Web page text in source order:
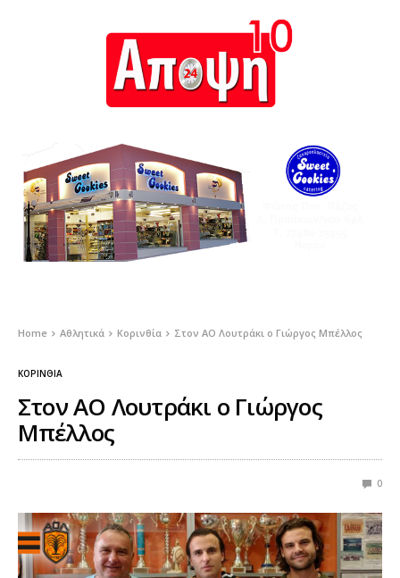
Home Αθλητικά Κορινθία Στον ΑΟ Λουτράκι ο Γιώργος Μπέλλος
ΚΟΡΙΝΘΊΑ
Στον ΑΟ Λουτράκι ο Γιώργος
Μπέλλος
0